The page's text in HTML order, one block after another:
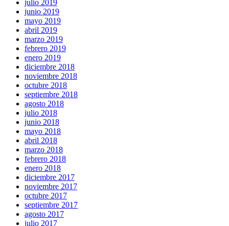
julio 2019
junio 2019
mayo 2019
abril 2019
marzo 2019
febrero 2019
enero 2019
diciembre 2018
noviembre 2018
octubre 2018
septiembre 2018
agosto 2018
julio 2018
junio 2018
mayo 2018
abril 2018
marzo 2018
febrero 2018
enero 2018
diciembre 2017
noviembre 2017
octubre 2017
septiembre 2017
agosto 2017
julio 2017